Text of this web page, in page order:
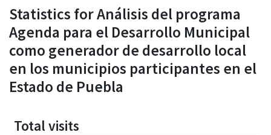
All of DSpace
Statistics for Análisis del programa
Agenda para el Desarrollo Municipal
como generador de desarrollo local
en los municipios participantes en el
Estado de Puebla
Total visits